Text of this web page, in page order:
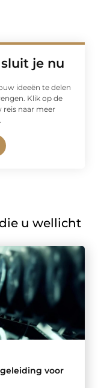
je nu
ideeën te delen
Klik op de
reis naar meer
u wellicht
voor